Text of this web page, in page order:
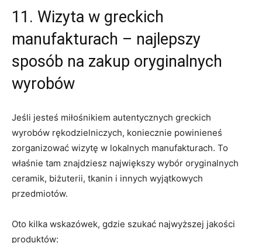
11. Wizyta w greckich
‍manufakturach – najlepszy‌
sposób ⁤na ‍zakup oryginalnych
wyrobów
Jeśli jesteś miłośnikiem autentycznych⁣ greckich⁢
wyrobów rękodzielniczych, koniecznie powinieneś
⁣zorganizować ⁢wizytę w lokalnych⁢ manufakturach. To
‍właśnie tam znajdziesz największy wybór oryginalnych​
ceramik, biżuterii, tkanin i innych ⁢wyjątkowych
przedmiotów.
Oto ​kilka ⁤wskazówek, gdzie ‌szukać najwyższej jakości‌
produktów: